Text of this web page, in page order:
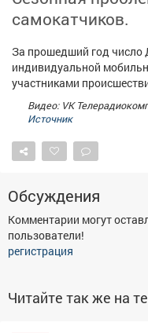
самокатчиков.
За прошедший год число
индивидуальной
участниками
Видео: VK
Источник
Обсуждения
Комментарии могут
пользователи!
регистрация
Читайте так же на